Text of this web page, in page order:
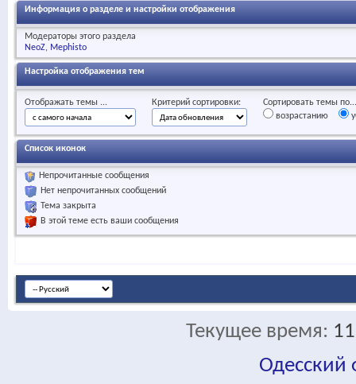
Информация о разделе и настройки отображения
Модераторы этого раздела
NeoZ
Mephisto
Настройка отображения тем
Отображать темы ... Критерий сортировки:
Сортировать темы по...
возрастанию
Список иконок
Непрочитанные сообщения
Нет непрочитанных сообщений
Тема закрыта
В этой теме есть ваши сообщения
Текущее время:
Одесский